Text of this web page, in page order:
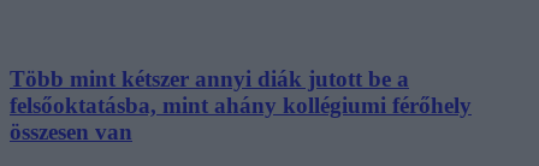
Több mint kétszer annyi diák jutott be a
felsőoktatásba, mint ahány kollégiumi férőhely
összesen van